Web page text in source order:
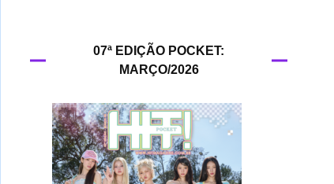
HIT!Vem aí
Panfletando
07ª EDIÇÃO POCKET:
MARÇO/2026